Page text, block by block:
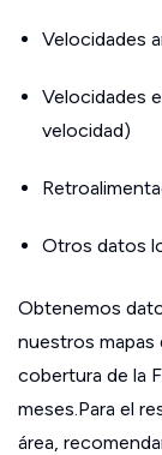
Velocidades
Velocidades
velocidad)
Otros datos
Obtenemos
nuestros mapas
cobertura de la
meses.Para el
área,